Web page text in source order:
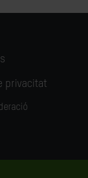
privacitat